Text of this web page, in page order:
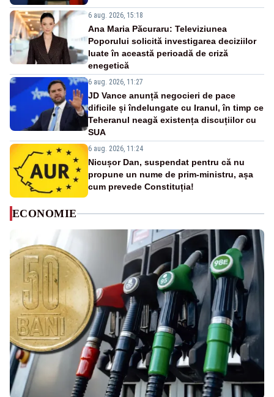
6 aug. 2026, 15:18
Ana Maria Păcuraru: Televiziunea
Poporului solicită investigarea deciziilor
luate în această perioadă de criză
enegetică
6 aug. 2026, 11:27
JD Vance anunță negocieri de pace
dificile și îndelungate cu Iranul, în timp ce
Teheranul neagă existența discuțiilor cu
SUA
6 aug. 2026, 11:24
Nicușor Dan, suspendat pentru că nu
propune un nume de prim-ministru, așa
cum prevede Constituția!
ECONOMIE